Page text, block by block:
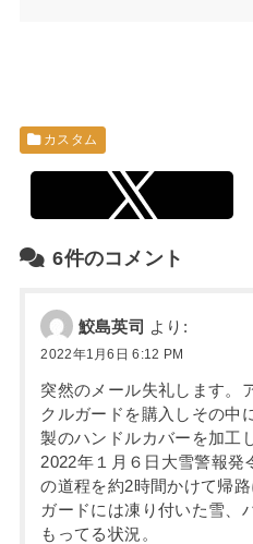
カスタム
6件のコメント
鮫島英司 より:
2022年1月6日 6:12 PM
突然のメール失礼します。
クルガードを購入しその中
製のハンドルカバーを加工
2022年１月６日大雪警報発
の道程を約2時間かけて帰
ガードには凍り付いた雪、
もってる状況。